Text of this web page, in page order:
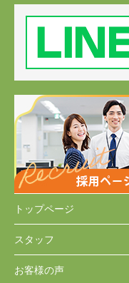
トップページ
スタッフ
お客様の声